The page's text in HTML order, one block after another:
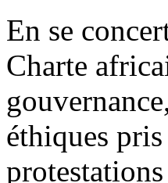
En se
Charte
éthiques